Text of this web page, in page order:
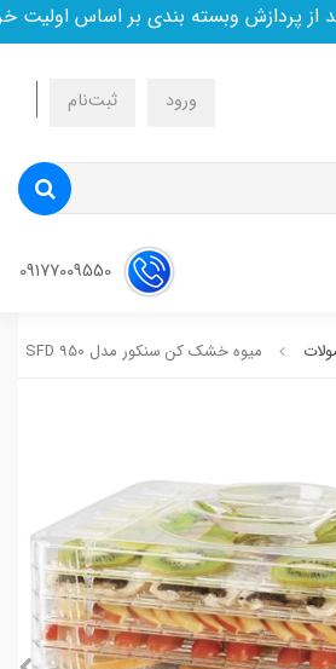
وبسته بندی بر اساس اولیت
ورود ثبت‌نام
میوه خشک کن سنکور مدل SFD 950